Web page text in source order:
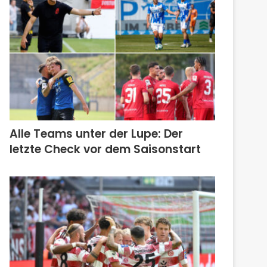
Alle Teams unter der Lupe: Der
letzte Check vor dem Saisonstart